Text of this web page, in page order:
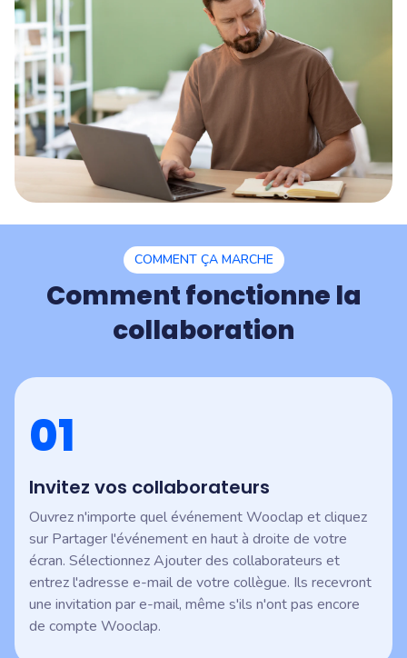
COMMENT ÇA MARCHE
Comment fonctionne la
collaboration
01
Invitez vos collaborateurs
Ouvrez n'importe quel événement Wooclap et cliquez
sur Partager l'événement en haut à droite de votre
écran. Sélectionnez Ajouter des collaborateurs et
entrez l'adresse e-mail de votre collègue. Ils recevront
une invitation par e-mail, même s'ils n'ont pas encore
de compte Wooclap.